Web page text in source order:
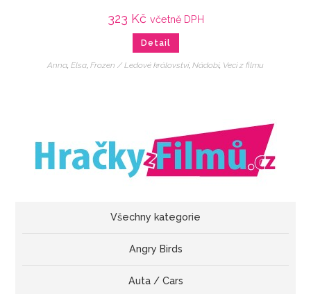
323 Kč včetně DPH
Detail
Anna, Elsa, Frozen / Ledové království, Nádobí, Veci z filmu
Všechny kategorie
Angry Birds
Auta / Cars